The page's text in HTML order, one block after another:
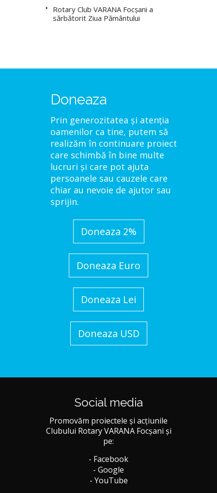
Rotary Club VARANA Focșani a
sărbătorit Ziua Pământului
Doneaza
Prin generozitatea și atenția
oamenilor ca tine, putem să
realizăm în continuare proiecte
care schimbă în bine multe
lucruri și care pot ajuta
persoanele sau cauzele care
chiar au nevoie de ajutor sau
sprijin.
Doneaza 2%
Doneaza Euro
Doneaza Lei
Doneaza USD
Social media
Promovăm proiectele și acțiunile
Clubului Rotary VARANA Focșani și
pe:
- Facebook
- Google
- YouTube